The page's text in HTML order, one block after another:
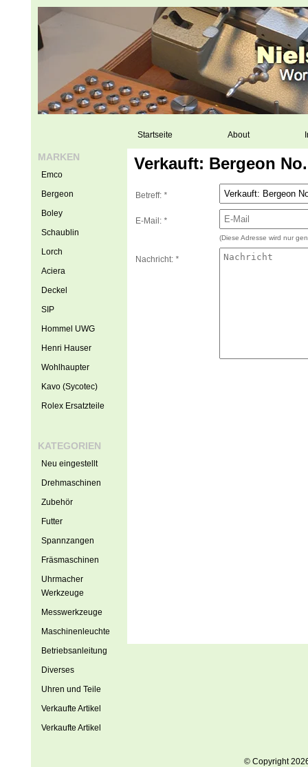
Startseite About
Verkauft: Bergeon
Betreff: *
E-Mail: *
(Diese Adresse wird nur
Nachricht: *
MARKEN
Emco
Bergeon
Boley
Schaublin
Lorch
Aciera
Deckel
SIP
Hommel UWG
Henri Hauser
Wohlhaupter
Kavo (Sycotec)
Rolex Ersatzteile
KATEGORIEN
Neu eingestellt
Drehmaschinen
Zubehör
Futter
Spannzangen
Fräsmaschinen
Uhrmacher
Werkzeuge
Messwerkzeuge
Maschinenleuchte
Betriebsanleitung
Diverses
Uhren und Teile
Verkaufte Artikel
Verkaufte Artikel
© Copyright